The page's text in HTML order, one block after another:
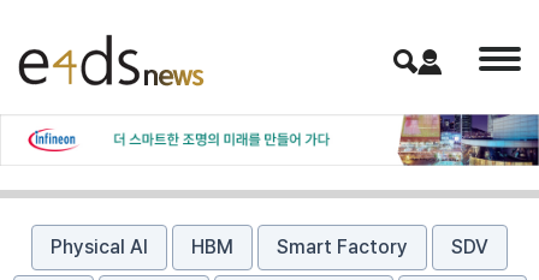
Physical AI HBM Smart Factory SDV